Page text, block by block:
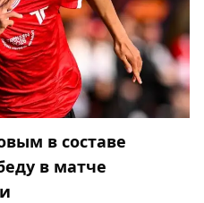
в составе
в матче